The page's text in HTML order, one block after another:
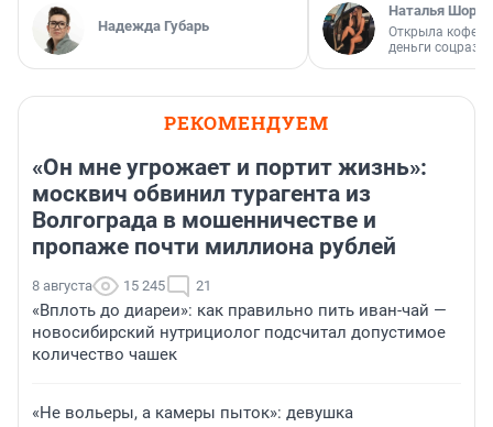
Надежда Губарь
Наталья
Открыла
деньги
РЕКОМЕНДУЕМ
«Он мне угрожает и портит жизнь»:
москвич обвинил турагента из
Волгограда в мошенничестве и
пропаже почти миллиона рублей
8 августа 15 245 21
«Вплоть до диареи»: как правильно пить иван-чай —
новосибирский нутрициолог подсчитал допустимое
количество чашек
«Не вольеры, а камеры пыток»: девушка